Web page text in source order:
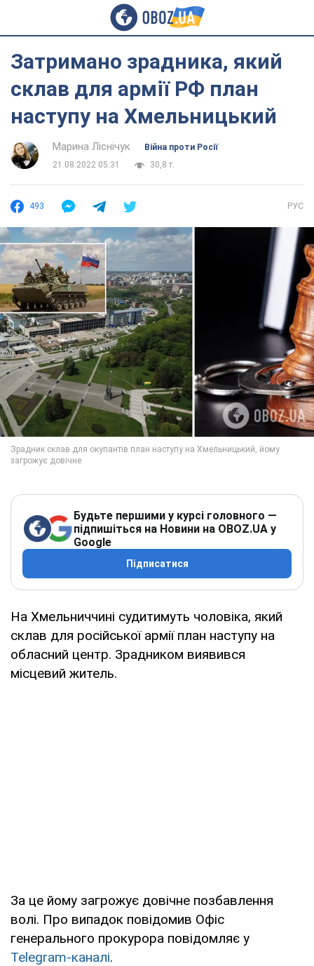
Затримано зрадника, який
склав для армії РФ план
наступу на Хмельницький
Марина Ліснічук
Війна проти Росії
21.08.2022 05:31
30,8 т.
493 РУС
Будьте першими у курсі головного —
підпишіться на Новини на OBOZ.UA у
Google
Підписатися
На Хмельниччині судитимуть чоловіка, який
склав для російської армії план наступу на
обласний центр. Зрадником виявився
місцевий житель.
За це йому загрожує довічне позбавлення
волі. Про випадок повідомив Офіс
генерального прокурора повідомляє у
Telegram-каналі.